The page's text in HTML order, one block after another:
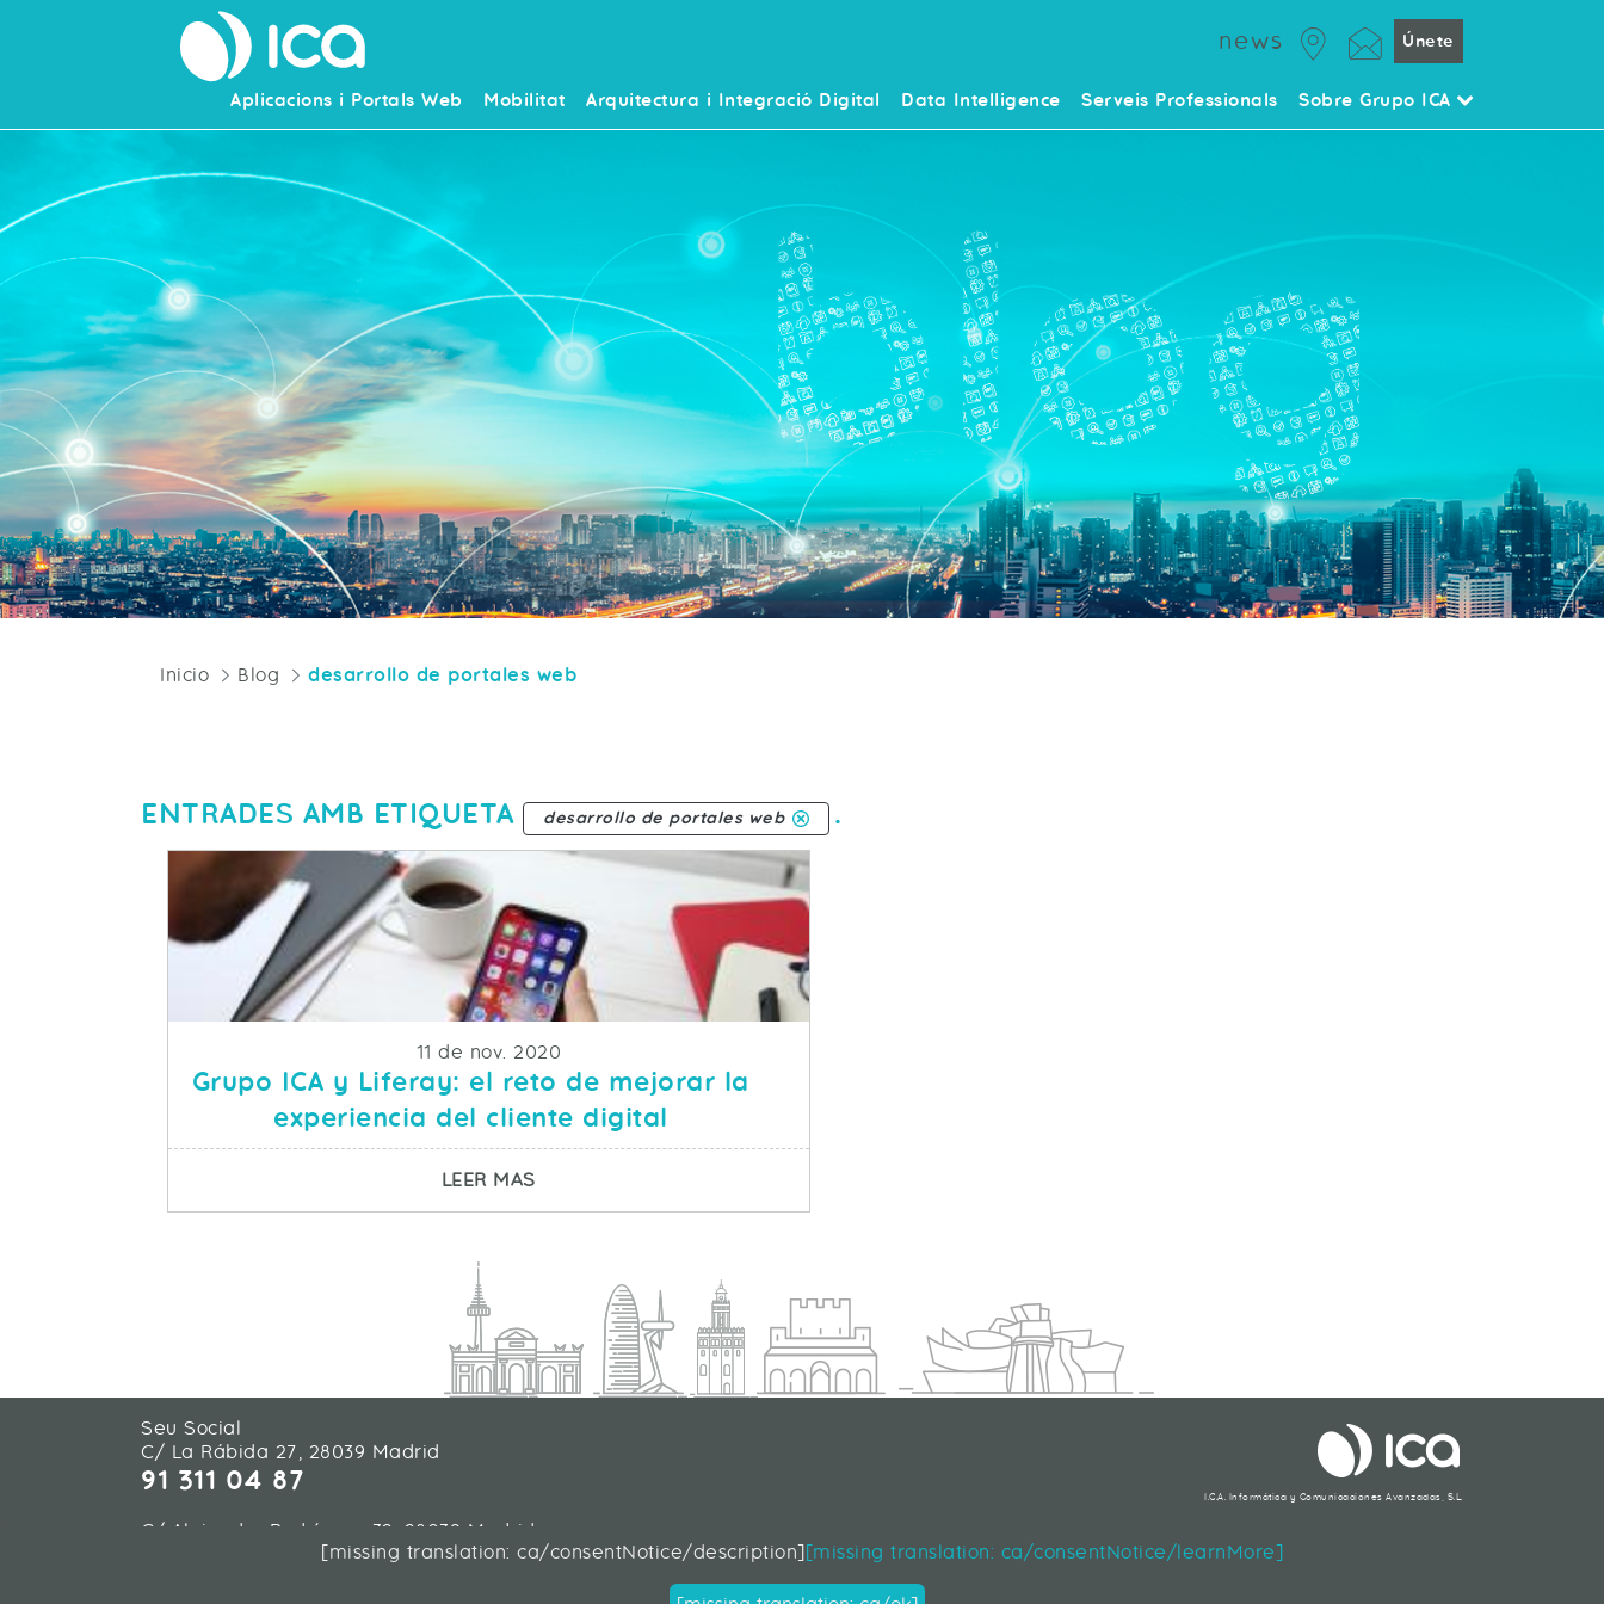
news Únete
Aplicacions i Portals Web Mobilitat Arquitectura i Integració Digital Data Intelligence Serveis Professionals Sobre Grupo ICA
Inicio Blog desarrollo de portales web
ENTRADES AMB ETIQUETA desarrollo de portales web .
Fecha de publicacion
11 de nov. 2020
Grupo ICA y Liferay: el reto de mejorar la
experiencia del cliente digital
LEER MASSOBRE GRUPO ICA Y LIFERAY: EL RETO DE MEJORAR LA EXPERIENCIA DEL CLIENTE DIGITAL
Seu Social
C/ La Rábida 27, 28039 Madrid
91 311 04 87
C/ Alejandro Rodríguez 32, 28039 Madrid
I.C.A. Informática y Comunicaciones Avanzadas, S.L.
[missing translation: ca/consentNotice/description][missing translation: ca/consentNotice/learnMore]